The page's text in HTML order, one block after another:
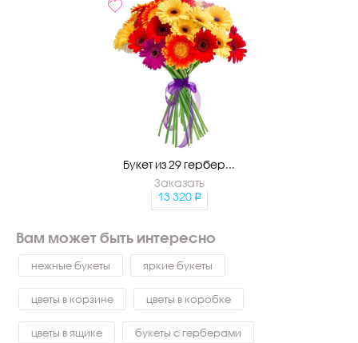
Букет из 29 гербер...
Заказать
13 320
Вам может быть интересно
нежные букеты яркие букеты
цветы в корзине цветы в коробке
цветы в ящике букеты с герберами